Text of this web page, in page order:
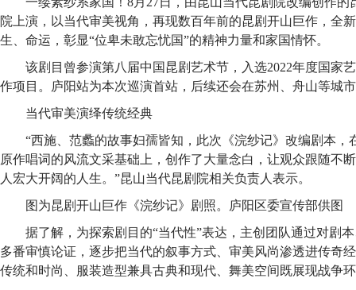
院上演，以当代审美视角，再现数百年前的昆剧开山巨作，全
生、命运，彰显“位卑未敢忘忧国”的精神力量和家国情怀。
该剧目曾参演第八届中国昆剧艺术节，入选2022年度国家
作项目。庐阳站为本次巡演首站，后续还会在苏州、舟山等城
当代审美演绎传统经典
“西施、范蠡的故事妇孺皆知，此次《浣纱记》改编剧本，
原作唱词的风流文采基础上，创作了大量念白，让观众跟随不
人宏大开阔的人生。”昆山当代昆剧院相关负责人表示。
图为昆剧开山巨作《浣纱记》剧照。庐阳区委宣传部供图
据了解，为探索剧目的“当代性”表达，主创团队通过对剧
多番审慎论证，逐步把当代的叙事方式、审美风尚渗透进传奇
传统和时尚、服装造型兼具古典和现代、舞美空间既展现战争